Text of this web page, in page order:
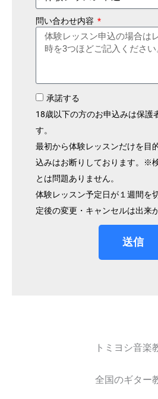
問い合わせ内容
承諾する
18歳以下の方のお申込みは保護
す。
最初から体験レッスンだけを目
込みはお断りしております。※
とは問題ありません。
体験レッスン予定日が１週間を
定後の変更・キャンセルは出来
送信
トミヨシ音楽
全国のギター